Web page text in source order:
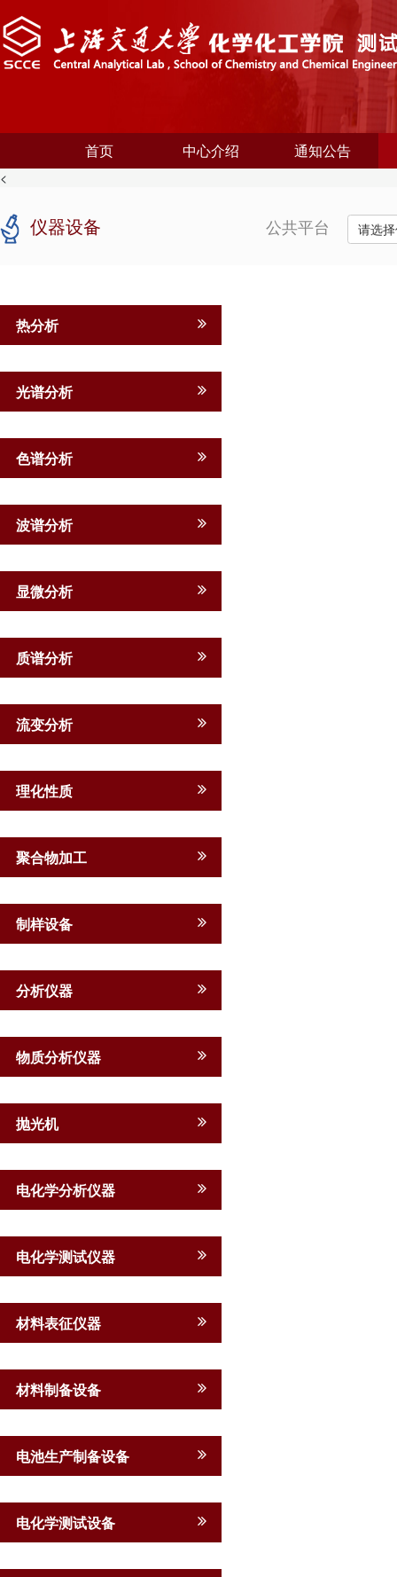
首页 中心介绍 通知公告
<
仪器设备 公共平台 请选
热分析
光谱分析
色谱分析
波谱分析
显微分析
质谱分析
流变分析
理化性质
聚合物加工
制样设备
分析仪器
物质分析仪器
抛光机
电化学分析仪器
电化学测试仪器
材料表征仪器
材料制备设备
电池生产制备设备
电化学测试设备